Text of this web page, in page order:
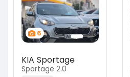
6
KIA Sportage
Sportage 2.0